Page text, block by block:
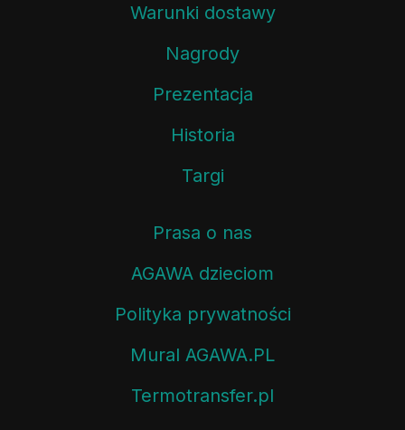
Warunki dostawy
Nagrody
Prezentacja
Historia
Targi
Prasa o nas
AGAWA dzieciom
Polityka prywatności
Mural AGAWA.PL
Termotransfer.pl